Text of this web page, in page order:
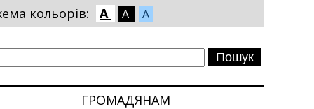
кольорів: A A A
ГРОМАДЯНАМ